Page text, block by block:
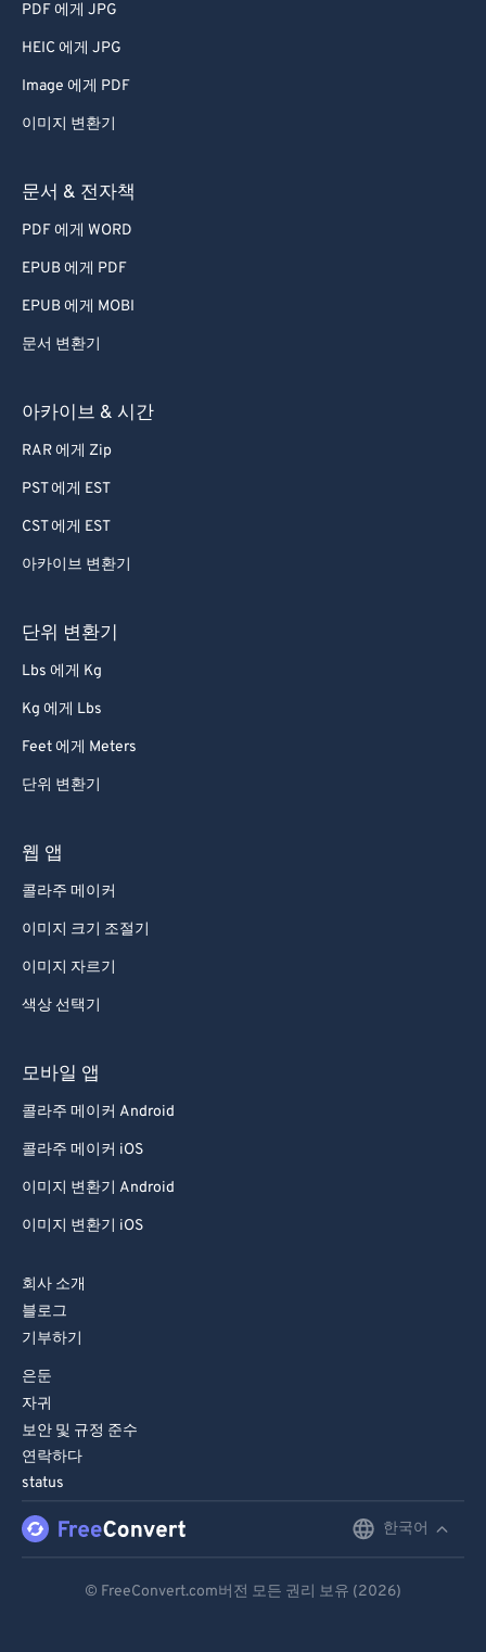
PDF 에게 JPG
HEIC 에게 JPG
Image 에게 PDF
이미지 변환기
문서 & 전자책
PDF 에게 WORD
EPUB 에게 PDF
EPUB 에게 MOBI
문서 변환기
아카이브 & 시간
RAR 에게 Zip
PST 에게 EST
CST 에게 EST
아카이브 변환기
단위 변환기
Lbs 에게 Kg
Kg 에게 Lbs
Feet 에게 Meters
단위 변환기
웹 앱
콜라주 메이커
이미지 크기 조절기
이미지 자르기
색상 선택기
모바일 앱
콜라주 메이커 Android
콜라주 메이커 iOS
이미지 변환기 Android
이미지 변환기 iOS
회사 소개
블로그
기부하기
은둔
자귀
보안 및 규정 준수
연락하다
status
한국어
© FreeConvert.com버전 모든 권리 보유 (2026)